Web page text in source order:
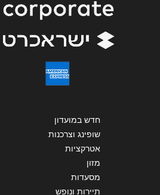
חדש במועדון
שופינג וצרכנות
אטרקציות
מזון
מסעדות
תיירות ונופש